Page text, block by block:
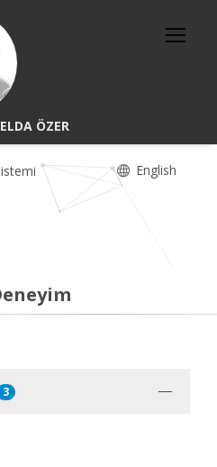
ÖZER
English
3